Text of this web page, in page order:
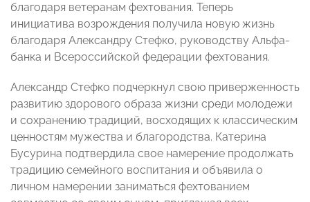
благодаря ветеранам фехтования. Теперь
инициатива возрождения получила новую жизнь
благодаря Александру Стефко, руководству Альфа-
банка и Всероссийской федерации фехтования.
Александр Стефко подчеркнул свою приверженность
развитию здорового образа жизни среди молодежи
и сохранению традиций, восходящих к классическим
ценностям мужества и благородства. Катерина
Бусурина подтвердила свое намерение продолжать
традицию семейного воспитания и объявила о
личном намерении заниматься фехтованием